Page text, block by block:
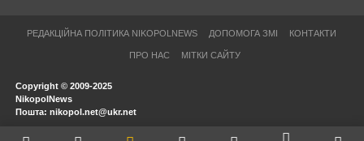
РЕДАКЦІЙНА ПОЛІТИКА NIKOPOLNEWS ДОПОМОГА ЗМІ КОНТАКТИ
ПРО НАС МІТКИ САЙТУ
Copyright © 2009-2025
NikopolNews
Пошта: nikopol.net@ukr.net